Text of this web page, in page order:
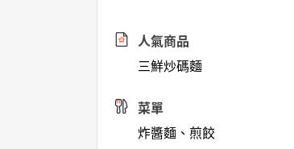
人氣商品
三鮮炒碼麵
菜單
炸醬麵、煎餃